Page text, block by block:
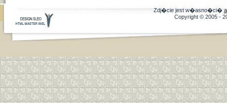
Zdj�cie jest w�asno�ci�
Copyright © 2005 -